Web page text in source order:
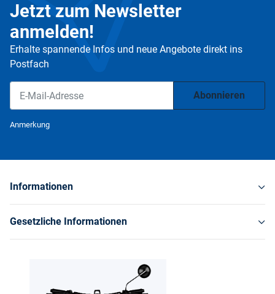
Jetzt zum Newsletter
anmelden!
Erhalte spannende Infos und neue Angebote direkt ins
Postfach
Abonnieren
Anmerkung
Informationen
Gesetzliche Informationen